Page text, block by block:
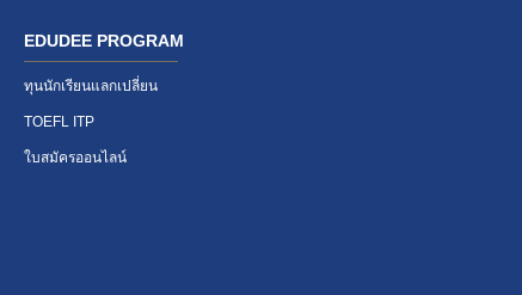
EDUDEE PROGRAM
ทุนนักเรียนแลกเปลี่ยน
TOEFL ITP
ใบสมัครออนไลน์